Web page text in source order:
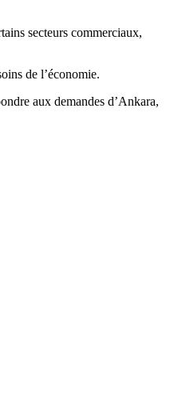
secteurs commerciaux,
de l’économie.
aux demandes d’Ankara,